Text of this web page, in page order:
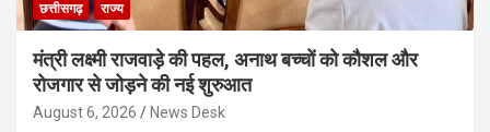
छत्तीसगढ़ राज्य
मंत्री लक्ष्मी राजवाड़े की पहल, अनाथ बच्चों को कौशल और
रोजगार से जोड़ने की नई शुरुआत
August 6, 2026 News Desk